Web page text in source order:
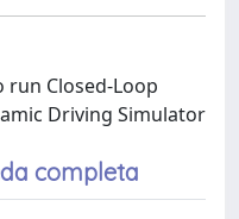
Closed-Loop
Driving Simulator
completa